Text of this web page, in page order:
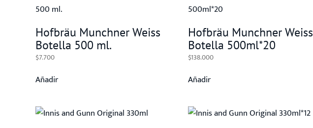
Hofbräu Munchner Weiss
Botella 500 ml.
$7.700
Añadir
Hofbräu Munchner Weiss
Botella 500ml*20
$138.000
Añadir